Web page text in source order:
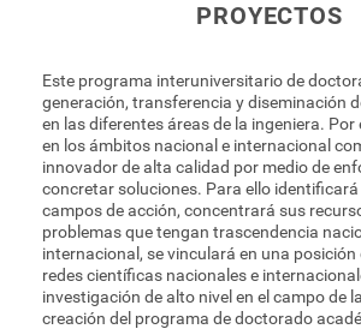
Proyectos
Plan de estudios
PROYECTOS
Este programa interuniversitario de
generación, transferencia y diseminación
en las diferentes áreas de la ingeniera. Por
en los ámbitos nacional e internacional
innovador de alta calidad por medio de
concretar soluciones. Para ello
campos de acción, concentrará sus
problemas que tengan trascendencia
internacional, se vinculará en una posición
redes científicas nacionales e
investigación de alto nivel en el campo de
creación del programa de doctorado